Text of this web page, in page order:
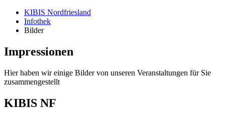
KIBIS Nordfriesland
Infothek
Bilder
Impressionen
Hier haben wir einige Bilder von unseren Veranstaltungen für Sie
zusammengestellt
KIBIS NF